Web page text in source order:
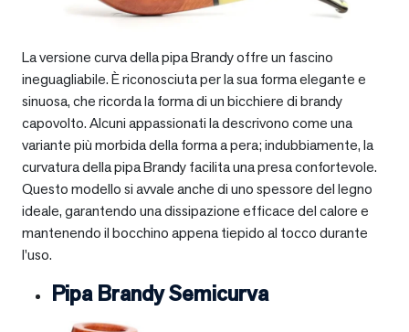
La versione curva della pipa Brandy offre un fascino
ineguagliabile. È riconosciuta per la sua forma elegante e
sinuosa, che ricorda la forma di un bicchiere di brandy
capovolto. Alcuni appassionati la descrivono come una
variante più morbida della forma a pera; indubbiamente, la
curvatura della pipa Brandy facilita una presa confortevole.
Questo modello si avvale anche di uno spessore del legno
ideale, garantendo una dissipazione efficace del calore e
mantenendo il bocchino appena tiepido al tocco durante
l’uso.
Pipa Brandy Semicurva